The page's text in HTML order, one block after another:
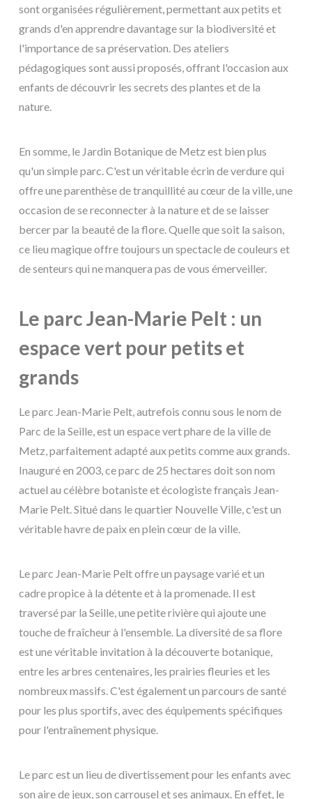
sont organisées régulièrement, permettant aux petits et
grands d'en apprendre davantage sur la biodiversité et
l'importance de sa préservation. Des ateliers
pédagogiques sont aussi proposés, offrant l'occasion aux
enfants de découvrir les secrets des plantes et de la
nature.
En somme, le Jardin Botanique de Metz est bien plus
qu'un simple parc. C'est un véritable écrin de verdure qui
offre une parenthèse de tranquillité au cœur de la ville, une
occasion de se reconnecter à la nature et de se laisser
bercer par la beauté de la flore. Quelle que soit la saison,
ce lieu magique offre toujours un spectacle de couleurs et
de senteurs qui ne manquera pas de vous émerveiller.
Le parc Jean-Marie Pelt : un
espace vert pour petits et
grands
Le parc Jean-Marie Pelt, autrefois connu sous le nom de
Parc de la Seille, est un espace vert phare de la ville de
Metz, parfaitement adapté aux petits comme aux grands.
Inauguré en 2003, ce parc de 25 hectares doit son nom
actuel au célèbre botaniste et écologiste français Jean-
Marie Pelt. Situé dans le quartier Nouvelle Ville, c'est un
véritable havre de paix en plein cœur de la ville.
Le parc Jean-Marie Pelt offre un paysage varié et un
cadre propice à la détente et à la promenade. Il est
traversé par la Seille, une petite rivière qui ajoute une
touche de fraîcheur à l'ensemble. La diversité de sa flore
est une véritable invitation à la découverte botanique,
entre les arbres centenaires, les prairies fleuries et les
nombreux massifs. C'est également un parcours de santé
pour les plus sportifs, avec des équipements spécifiques
pour l'entraînement physique.
Le parc est un lieu de divertissement pour les enfants avec
son aire de jeux, son carrousel et ses animaux. En effet, le